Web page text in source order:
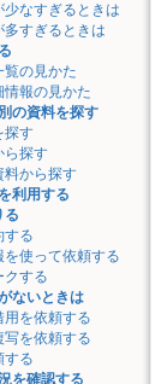
少なすぎるときは
多すぎるときは
覧の見かた
情報の見かた
の資料を探す
探す
ら探す
料から探す
利用する
る
する
を使って依頼する
クする
ないときは
用を依頼する
写を依頼する
する
を確認する